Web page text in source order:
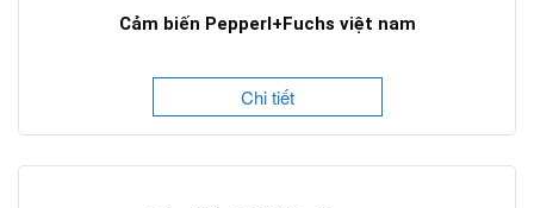
Cảm biến Pepperl+Fuchs việt nam
Chi tiết